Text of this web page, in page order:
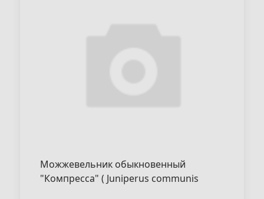
Можжевельник обыкновенный
"Компреccа" ( Juniperus communis